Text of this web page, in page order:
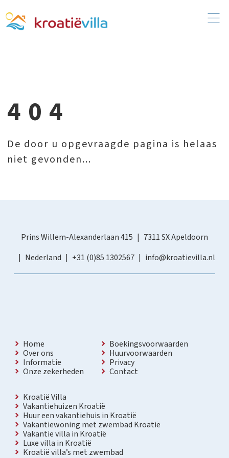
404
De door u opgevraagde pagina is helaas
niet gevonden...
Prins Willem-Alexanderlaan 415
7311 SX Apeldoorn
Nederland
+31 (0)85 1302567 info@kroatievilla.nl
Home
Over ons
Informatie
Onze zekerheden
Boekingsvoorwaarden
Huurvoorwaarden
Privacy
Contact
Kroatië Villa
Vakantiehuizen Kroatië
Huur een vakantiehuis in Kroatië
Vakantiewoning met zwembad Kroatië
Vakantie villa in Kroatië
Luxe villa in Kroatië
Kroatië villa’s met zwembad